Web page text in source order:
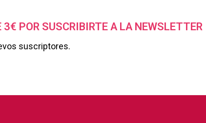
3€ POR SUSCRIBIRTE A LA NEWSLETTER
suscriptores.